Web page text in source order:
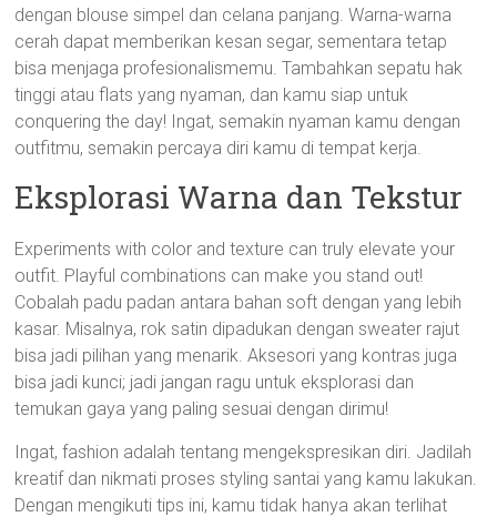
dengan blouse simpel dan celana panjang. Warna-warna
cerah dapat memberikan kesan segar, sementara tetap
bisa menjaga profesionalismemu. Tambahkan sepatu hak
tinggi atau flats yang nyaman, dan kamu siap untuk
conquering the day! Ingat, semakin nyaman kamu dengan
outfitmu, semakin percaya diri kamu di tempat kerja.
Eksplorasi Warna dan Tekstur
Experiments with color and texture can truly elevate your
outfit. Playful combinations can make you stand out!
Cobalah padu padan antara bahan soft dengan yang lebih
kasar. Misalnya, rok satin dipadukan dengan sweater rajut
bisa jadi pilihan yang menarik. Aksesori yang kontras juga
bisa jadi kunci; jadi jangan ragu untuk eksplorasi dan
temukan gaya yang paling sesuai dengan dirimu!
Ingat, fashion adalah tentang mengekspresikan diri. Jadilah
kreatif dan nikmati proses styling santai yang kamu lakukan.
Dengan mengikuti tips ini, kamu tidak hanya akan terlihat